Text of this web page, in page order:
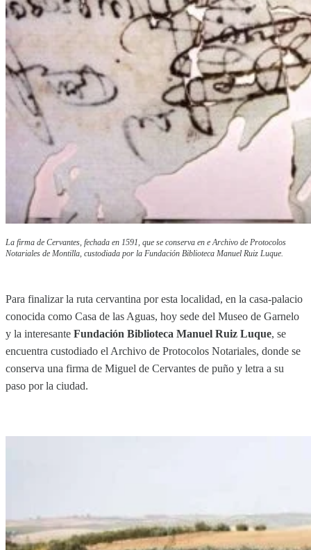
La firma de Cervantes, fechada en 1591, que se conserva en e Archivo de Protocolos
Notariales de Montilla, custodiada por la Fundación Biblioteca Manuel Ruiz Luque.
Para finalizar la ruta cervantina por esta localidad, en la casa-palacio
conocida como Casa de las Aguas, hoy sede del Museo de Garnelo
y la interesante Fundación Biblioteca Manuel Ruiz Luque, se
encuentra custodiado el Archivo de Protocolos Notariales, donde se
conserva una firma de Miguel de Cervantes de puño y letra a su
paso por la ciudad.